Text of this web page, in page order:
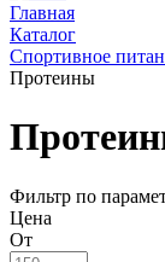
Главная
Каталог
Спортивное
Протеины
Фильтр по
Цена
От